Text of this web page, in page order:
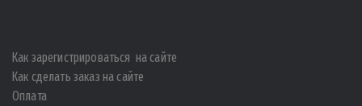
Как зарегистрироваться на сайте
Как сделать заказ на сайте
Оплата